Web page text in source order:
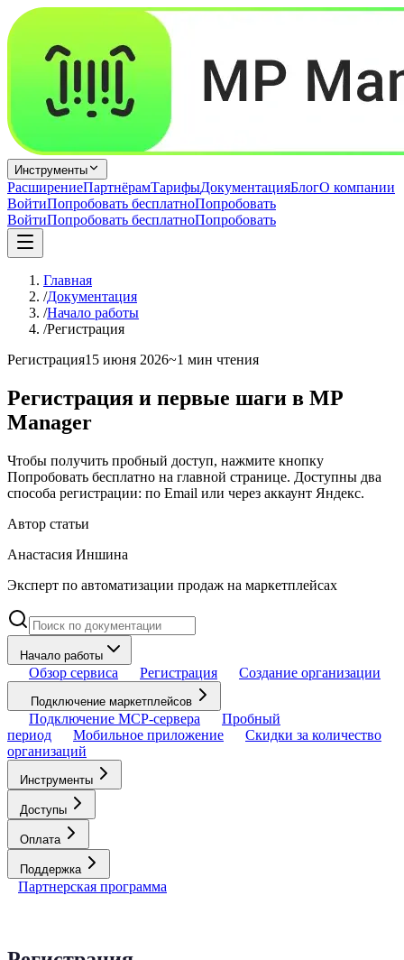
Инструменты
РасширениеПартнёрамТарифыДокументацияБлогО компании
ВойтиПопробовать бесплатноПопробовать
ВойтиПопробовать бесплатноПопробовать
Главная
/Документация
/Начало работы
/Регистрация
Регистрация15 июня 2026~1 мин чтения
Регистрация и первые шаги в MP
Manager
Чтобы получить пробный доступ, нажмите кнопку
Попробовать бесплатно на главной странице. Доступны два
способа регистрации: по Email или через аккаунт Яндекс.
Автор статьи
Анастасия Иншина
Эксперт по автоматизации продаж на маркетплейсах
Начало работы
Обзор сервиса Регистрация Создание организации
Подключение маркетплейсов
Подключение MCP-сервера
Пробный
период
Мобильное приложение
Скидки за количество
организаций
Инструменты
Доступы
Оплата
Поддержка
Партнерская программа